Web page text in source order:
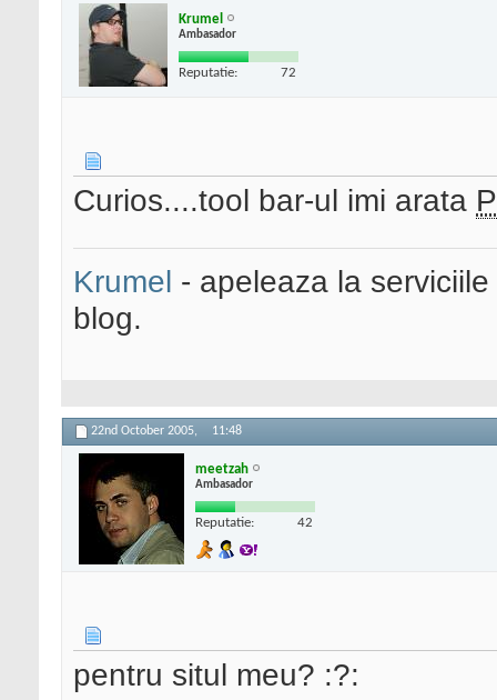
Krumel
Ambasador
Reputatie: 72
Curios....tool bar-ul imi arata
Krumel - apeleaza la
blog.
22nd October 2005, 11:48
meetzah
Ambasador
Reputatie: 42
pentru situl meu? :?: